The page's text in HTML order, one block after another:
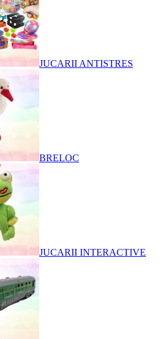
JUCARII ANTISTRES
BRELOC
JUCARII INTERACTIVE